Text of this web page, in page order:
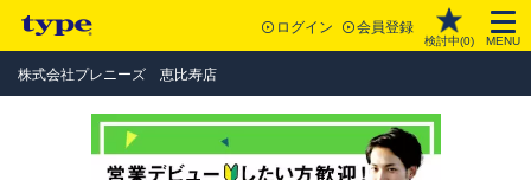
ログイン 会員登録
検討中(0) MENU
株式会社プレニーズ 恵比寿店